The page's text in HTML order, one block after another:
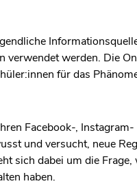
verwendet werden. Die
für das
Facebook-,
und versucht, neue
sich dabei um die Frage,
haben.